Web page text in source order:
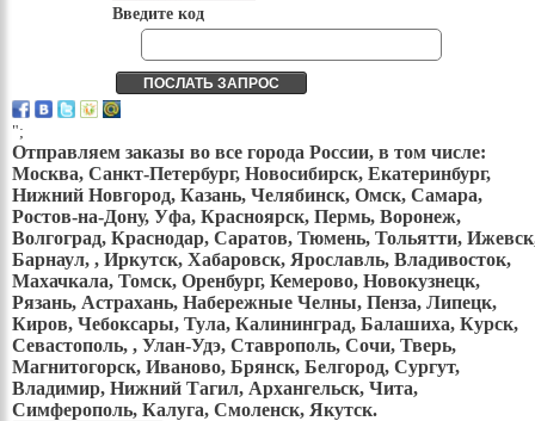
Введите код
";
Отправляем заказы во все города России, в том числе:
Москва, Санкт-Петербург, Новосибирск, Екатеринбург,
Нижний Новгород, Казань, Челябинск, Омск, Самара,
Ростов-на-Дону, Уфа, Красноярск, Пермь, Воронеж,
Волгоград, Краснодар, Саратов, Тюмень, Тольятти,
Барнаул, , Иркутск, Хабаровск, Ярославль, Владивосток,
Махачкала, Томск, Оренбург, Кемерово, Новокузнецк,
Рязань, Астрахань, Набережные Челны, Пенза, Липецк,
Киров, Чебоксары, Тула, Калининград, Балашиха, Курск,
Севастополь, , Улан-Удэ, Ставрополь, Сочи, Тверь,
Магнитогорск, Иваново, Брянск, Белгород, Сургут,
Владимир, Нижний Тагил, Архангельск, Чита,
Симферополь, Калуга, Смоленск, Якутск.